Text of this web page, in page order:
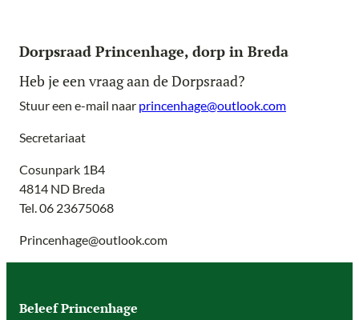
Dorpsraad Princenhage, dorp in Breda
Heb je een vraag aan de Dorpsraad?
Stuur een e-mail naar princenhage@outlook.com
Secretariaat
Cosunpark 1B4
4814 ND Breda
Tel. 06 23675068
Princenhage@outlook.com
Beleef Princenhage